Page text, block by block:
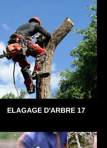
ELAGAGE D'ARBRE 17